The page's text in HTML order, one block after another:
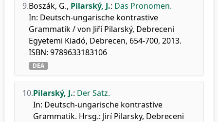
9.Boszák, G., Pilarský, J.: Das Pronomen.
In: Deutsch-ungarische kontrastive
Grammatik / von Jiří Pilarský, Debreceni
Egyetemi Kiadó, Debrecen, 654-700, 2013.
ISBN: 9789633183106
DEA
10.Pilarský, J.: Der Satz.
In: Deutsch-ungarische kontrastive
Grammatik. Hrsg.: Jirí Pilarsky, Debreceni